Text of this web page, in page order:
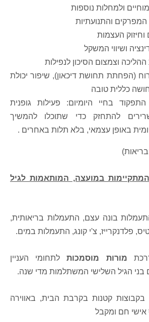
ולמחלות נוספות
המפרקים והתנועתיות
וחיזוק העצמות
ושיווי המשקל
וצמצום הסיכון לנפילות
(הפחתת תחושת דיכאון), שיפור יכולת
כללית טובה
בחיי היומיום: פעילות גופנית
להתחזק כדי שתוכלו להמשיך
באופן עצמאי, בלא תלות באחרים .
המתקיימות במועצה, המותאמות לגיל
התעמלות בונה עצם, התעמלות בריאותית,
פלדנקרייז, צ'י קונג, התעמלות במים.
מורות מוסמכותלתחומי העניין
בני הגיל השלישי המשתלמות מדי שנה.
בקבוצות קטנות בקרבת הבית, באווירה
אישי חם ומקבל